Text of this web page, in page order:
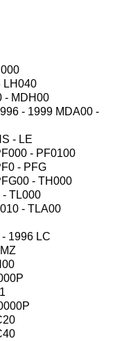
LH040
- MDH00
- 1999 MDA00 -
- LE
- PF0100
- PFG
- TH000
- TL000
- TLA00
1996 LC